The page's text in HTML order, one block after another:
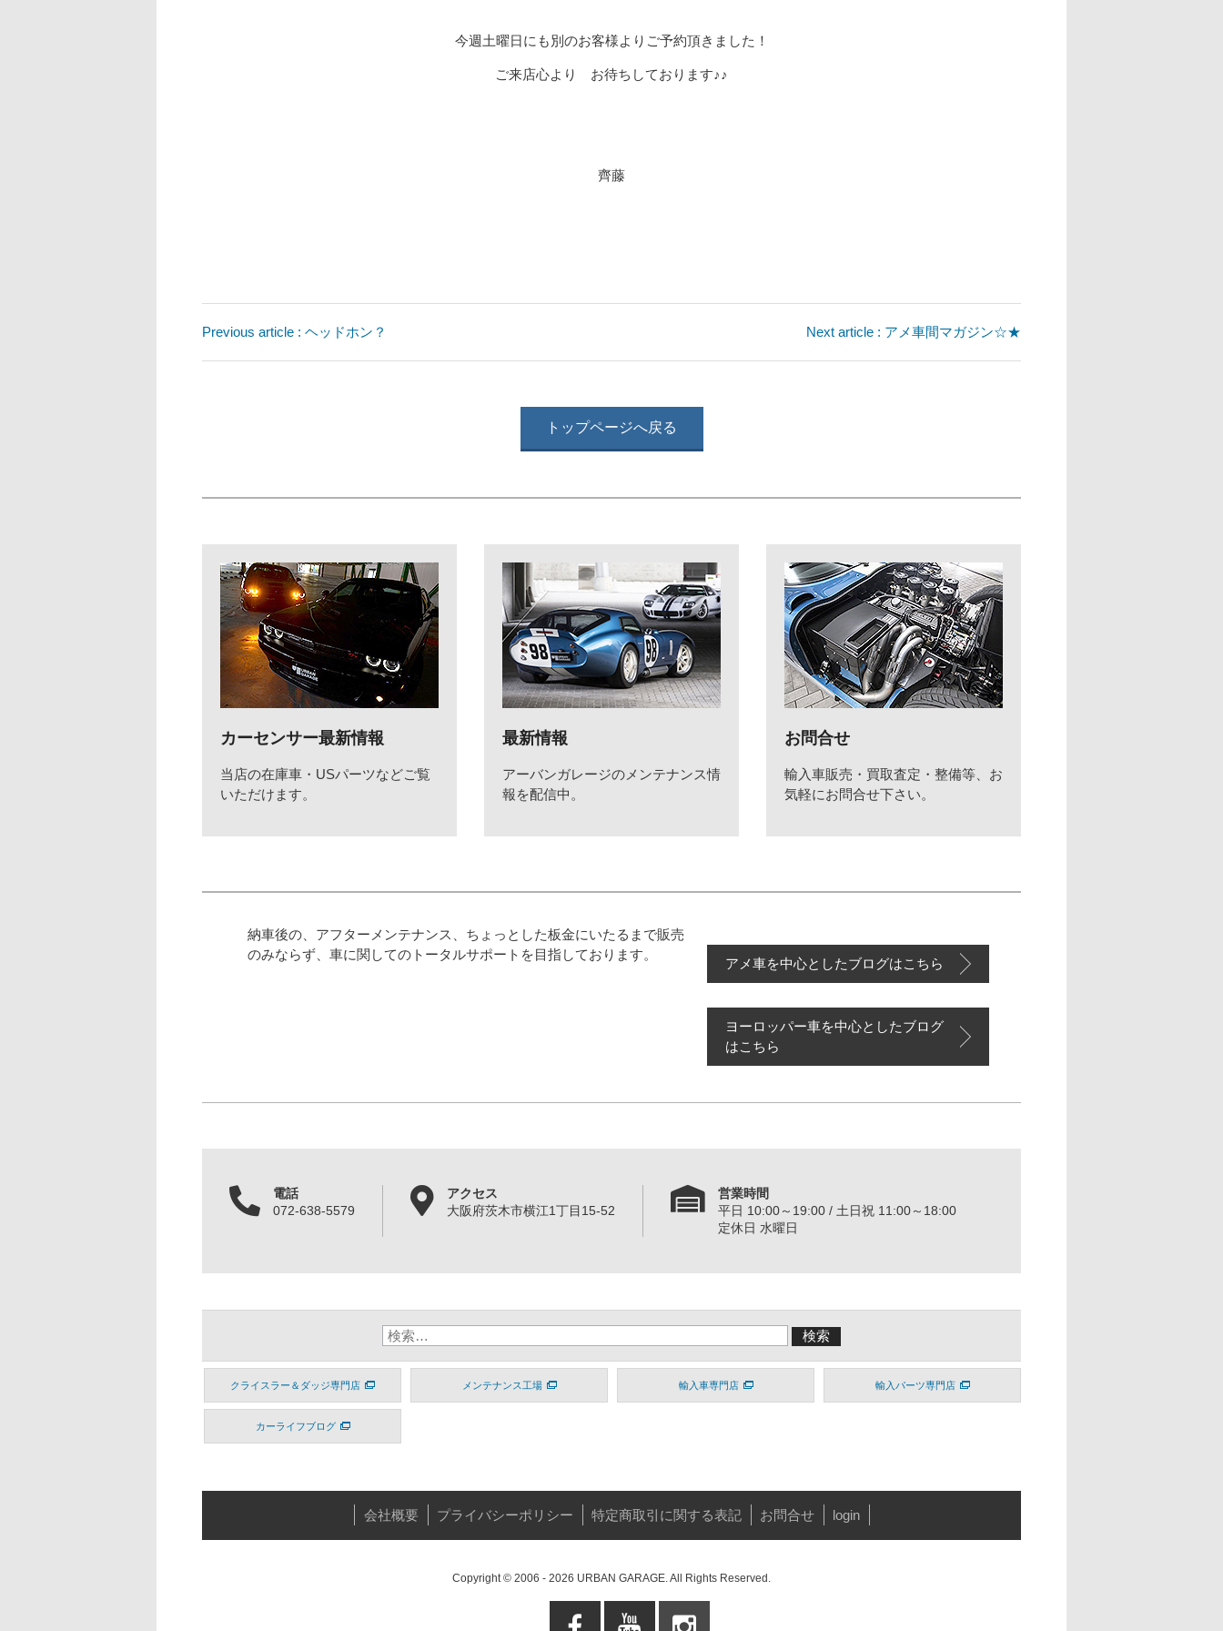
今週土曜日にも別のお客様よりご予約頂きました！
ご来店心より お待ちしております♪♪
齊藤
Previous article : ヘッドホン？ Next article : アメ車間マガジン☆★
トップページへ戻る
カーセンサー最新情報
当店の在庫車・USパーツなどご覧
いただけます。
最新情報
アーバンガレージのメンテナンス情
報を配信中。
お問合せ
輸入車販売・買取査定・整備等、お
気軽にお問合せ下さい。
納車後の、アフターメンテナンス、ちょっとした板金にいたるまで販売
のみならず、車に関してのトータルサポートを目指しております。
アメ車を中心としたブログはこちら
ヨーロッパー車を中心としたブログ
はこちら
電話
072-638-5579
アクセス
大阪府茨木市横江1丁目15-52
営業時間
平日 10:00～19:00 / 土日祝 11:00～18:00
定休日 水曜日
クライスラー＆ダッジ専門店 メンテナンス工場 輸入車専門店 輸入パーツ専門店
カーライフブログ
会社概要 プライバシーポリシー 特定商取引に関する表記 お問合せ login
Copyright © 2006 - 2026 URBAN GARAGE. All Rights Reserved.